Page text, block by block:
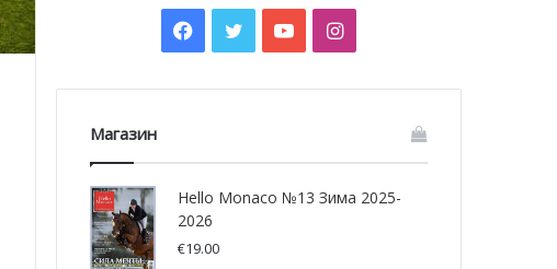
Facebook
TwitterYouTubeInstagram
Магазин
Hello Monaco №13 Зима 2025-
2026
€19.00